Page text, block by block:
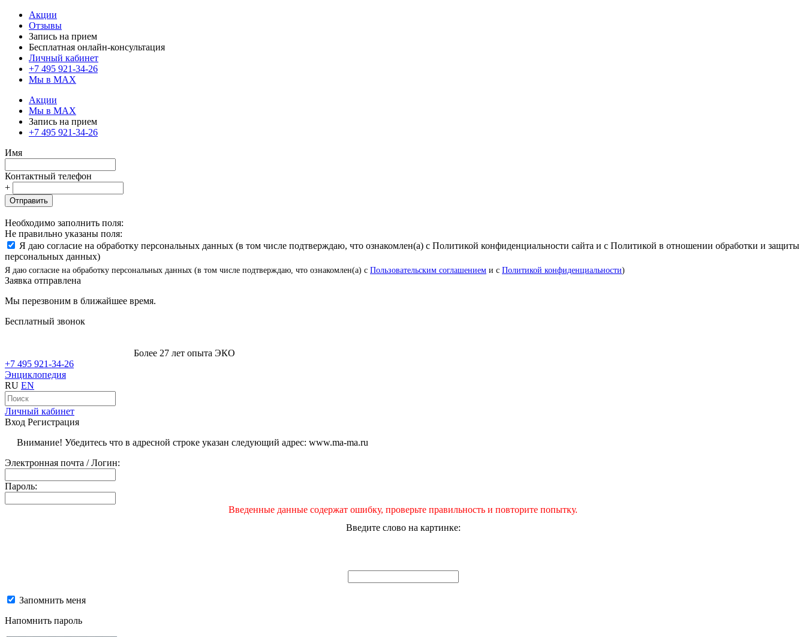
Акции
Отзывы
Запись на прием
Бесплатная онлайн-консультация
Личный кабинет
+7 495 921-34-26
Мы в MAX
Акции
Мы в MAX
Запись на прием
+7 495 921-34-26
Имя
Контактный телефон
+
Отправить
Необходимо заполнить поля:
Не правильно указаны поля:
Я даю согласие на обработку персональных данных (в том числе подтверждаю, что ознакомлен(а) с Политикой конфиденциальности сайта и с Политикой в отношении обработки и защиты
персональных данных)
Я даю согласие на обработку персональных данных (в том числе подтверждаю, что ознакомлен(а) с Пользовательским соглашением и с Политикой конфиденциальности)
Заявка отправлена
Мы перезвоним в ближайшее время.
Бесплатный звонок
Более 27 лет опыта ЭКО
+7 495 921-34-26
Энциклопедия
RU EN
Личный кабинет
Вход Регистрация
Внимание! Убедитесь что в адресной строке указан следующий адрес: www.ma-ma.ru
Электронная почта / Логин:
Пароль:
Введенные данные содержат ошибку, проверьте правильность и повторите попытку.
Введите слово на картинке:
Запомнить меня
Напомнить пароль